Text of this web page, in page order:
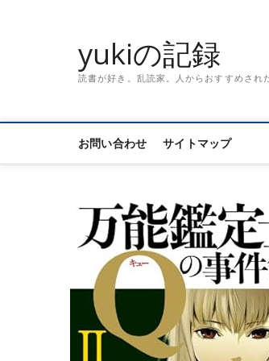
yukiの記録
読書が好き。乱読家。人からおすすめされ
お問い合わせ サイトマップ